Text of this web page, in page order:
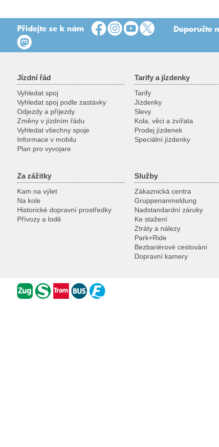
Přidejte se k nám Doporučte
Jízdní řád
Vyhledat spoj
Vyhledat spoj podle zastávky
Odjezdy a příjezdy
Změny v jízdním řádu
Vyhledat všechny spoje
Informace v mobilu
Plan pro vyvojare
Tarify a jízdenky
Tarify
Jízdenky
Slevy
Kola, věci a zvířata
Prodej jízdenek
Speciální jízdenky
Za zážitky
Kam na výlet
Na kole
Historické dopravní prostředky
Přívozy a lodě
Služby
Zákaznická centra
Gruppenanmeldung
Nadstandardní záruky
Ke stažení
Ztráty a nálezy
Park+Ride
Bezbariérové cestování
Dopravní kamery